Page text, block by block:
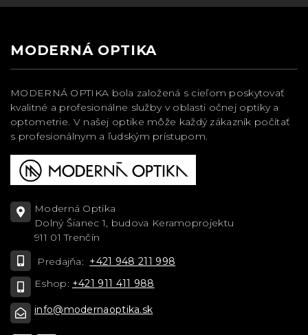
MODERNÁ OPTIKA
MODERNÁ OPTIKA bola založená s cieľom poskytovať
kvalitné a profesionálne služby v oblasti očnej optiky a
optometrie. V našej optike môže každý zákazník počítať
s profesionálnym a ľudským prístupom.
Moderná Optika
Dolný Šianec 1, budova Keramoprojektu
911 01 Trenčín
Predajňa: +421 948 211 998
Eshop: +421 911 411 988
info@modernaoptika.sk